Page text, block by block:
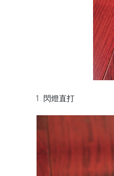
1. 閃燈直打